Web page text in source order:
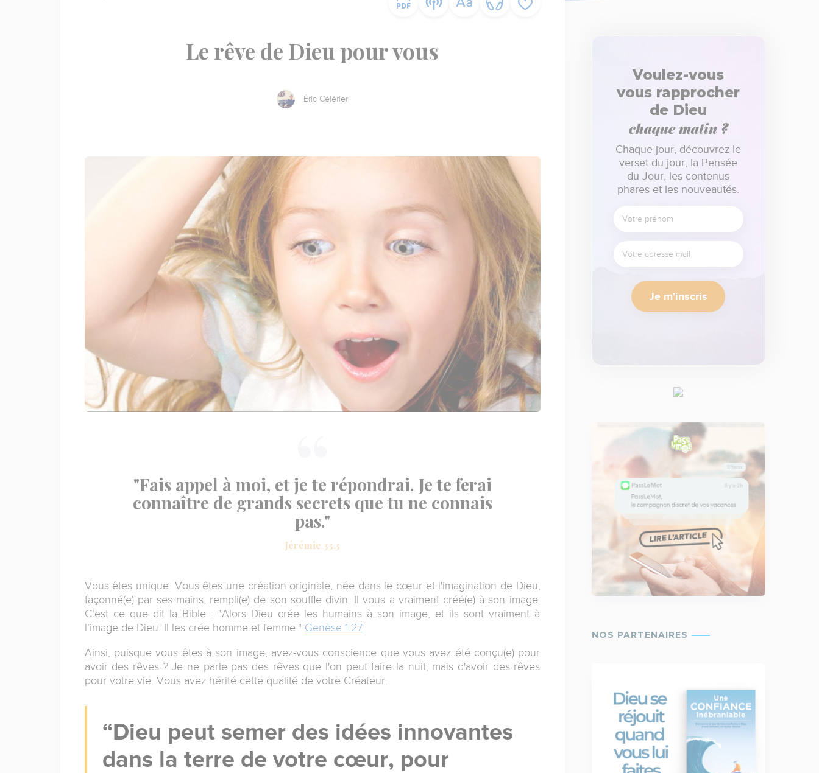
Le rêve de Dieu pour vous
Éric Célérier
"Fais appel à moi, et je te répondrai. Je te ferai
connaître de grands secrets que tu ne connais
pas."
Jérémie 33.3
Vous êtes unique. Vous êtes une création originale, née dans le cœur et l'imagination de Dieu,
façonné(e) par ses mains, rempli(e) de son souffle divin. Il vous a vraiment créé(e) à son image.
C’est ce que dit la Bible : "Alors Dieu crée les humains à son image, et ils sont vraiment à
l’image de Dieu. Il les crée homme et femme." Genèse 1.27
Ainsi, puisque vous êtes à son image, avez-vous conscience que vous avez été conçu(e) pour
avoir des rêves ? Je ne parle pas des rêves que l'on peut faire la nuit, mais d'avoir des rêves
pour votre vie. Vous avez hérité cette qualité de votre Créateur.
Dieu peut semer des idées innovantes
dans la terre de votre cœur, pour
Voulez-vous
vous rapprocher
de Dieu
chaque matin ?
Chaque jour, découvrez le
verset du jour, la Pensée
du Jour, les contenus
phares et les nouveautés.
Je m'inscris